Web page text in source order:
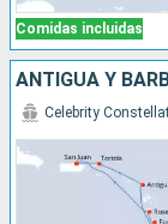
Comidas incluidas
Celebrity